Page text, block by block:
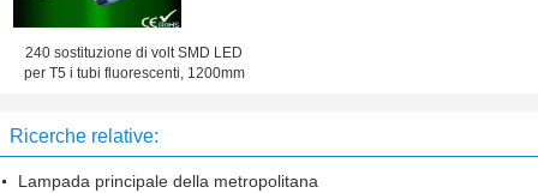
240 sostituzione di volt SMD LED
per T5 i tubi fluorescenti, 1200mm
Ricerche relative:
Lampada principale della metropolitana